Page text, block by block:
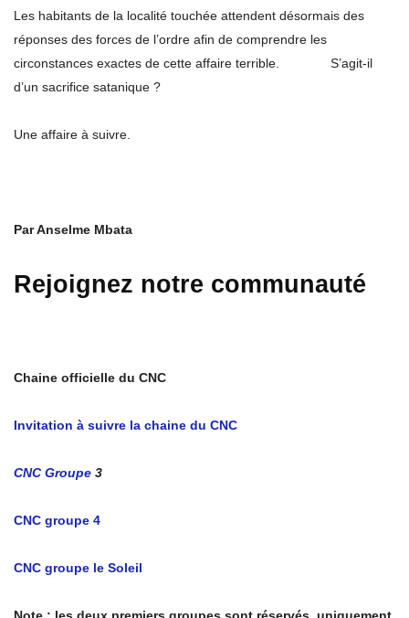
Les habitants de la localité touchée attendent désormais des
réponses des forces de l’ordre afin de comprendre les
circonstances exactes de cette affaire terrible. S’agit-il
d’un sacrifice satanique ?
Une affaire à suivre.
Par Anselme Mbata
Rejoignez notre communauté
Chaine officielle du CNC
Invitation à suivre la chaine du CNC
CNC Groupe 3
CNC groupe 4
CNC groupe le Soleil